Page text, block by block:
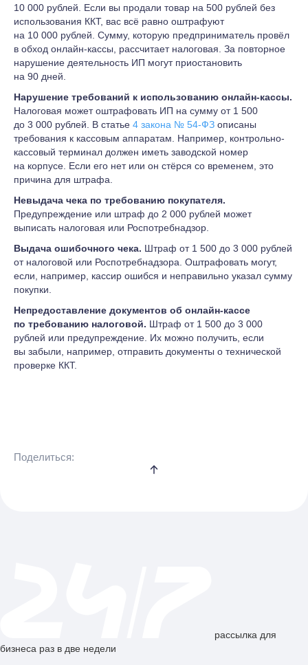
10 000 рублей. Если вы продали товар на 500 рублей без
использования ККТ, вас всё равно оштрафуют
на 10 000 рублей. Сумму, которую предприниматель провёл
в обход онлайн-кассы, рассчитает налоговая. За повторное
нарушение деятельность ИП могут приостановить
на 90 дней.
Нарушение требований к использованию онлайн-кассы.
Налоговая может оштрафовать ИП на сумму от 1 500
до 3 000 рублей. В статье 4 закона № 54-ФЗ описаны
требования к кассовым аппаратам. Например, контрольно-
кассовый терминал должен иметь заводской номер
на корпусе. Если его нет или он стёрся со временем, это
причина для штрафа.
Невыдача чека по требованию покупателя.
Предупреждение или штраф до 2 000 рублей может
выписать налоговая или Роспотребнадзор.
Выдача ошибочного чека. Штраф от 1 500 до 3 000 рублей
от налоговой или Роспотребнадзора. Оштрафовать могут,
если, например, кассир ошибся и неправильно указал сумму
покупки.
Непредоставление документов об онлайн-кассе
по требованию налоговой. Штраф от 1 500 до 3 000
рублей или предупреждение. Их можно получить, если
вы забыли, например, отправить документы о технической
проверке ККТ.
Поделиться:
рассылка для
бизнеса раз в две недели